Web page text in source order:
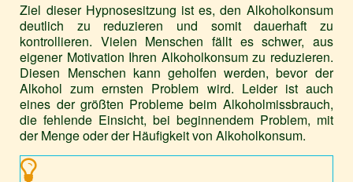
Ziel dieser Hypnosesitzung ist es, den Alkoholkonsum
deutlich zu reduzieren und somit dauerhaft zu
kontrollieren. Vielen Menschen fällt es schwer, aus
eigener Motivation Ihren Alkoholkonsum zu reduzieren.
Diesen Menschen kann geholfen werden, bevor der
Alkohol zum ernsten Problem wird. Leider ist auch
eines der größten Probleme beim Alkoholmissbrauch,
die fehlende Einsicht, bei beginnendem Problem, mit
der Menge oder der Häufigkeit von Alkoholkonsum.